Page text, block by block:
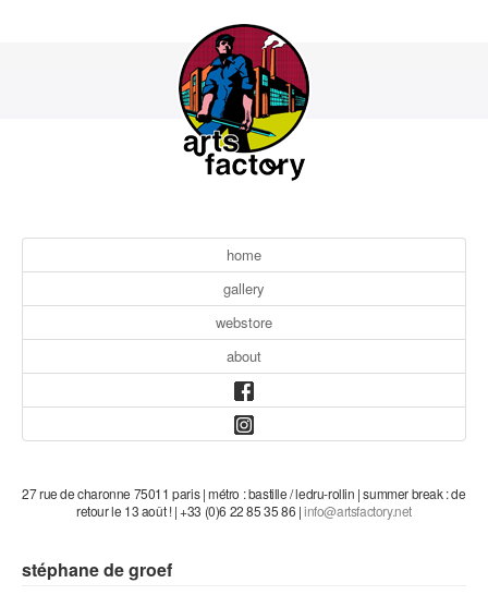
home
gallery
webstore
about
27 rue de charonne 75011 paris | métro : bastille / ledru-rollin | summer break : de
retour le 13 août ! | +33 (0)6 22 85 35 86 |
stéphane de groef